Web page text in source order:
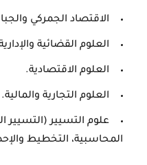
الاقتصاد الجمركي
العلوم القضائية
العلوم الاقتصادية.
العلوم التجارية والمالية.
علوم التسيير (التسيير
المحاسبية، التخطيط